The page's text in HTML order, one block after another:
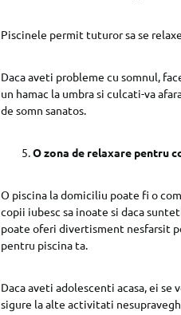
Piscinele permit tuturor sa se
Daca aveti probleme cu somnul,
un hamac la umbra si culcati-va
de somn sanatos.
O zona de relaxare pentru
O piscina la domiciliu poate fi o
copii iubesc sa inoate si daca
poate oferi divertisment nesfarsit
pentru piscina ta.
Daca aveti adolescenti acasa, ei
sigure la alte activitati